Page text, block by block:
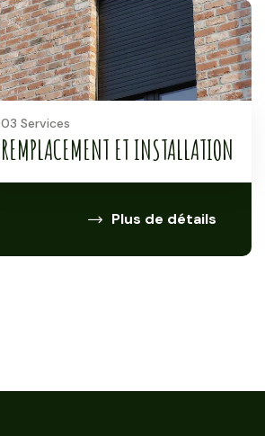
Plus de détails
03 Services
REMPLACEMENT ET INSTALLATION